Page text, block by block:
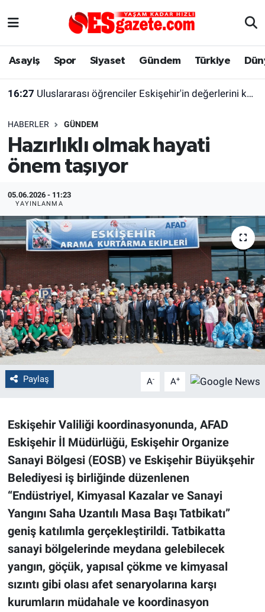
Asayiş Spor Siyaset Gündem Türkiye
16:27 Uluslararası öğrenciler Eskişehir'in değerlerini keşfetti
HABERLER GÜNDEM
Hazırlıklı olmak hayati
önem taşıyor
05.06.2026 - 11:23
YAYINLANMA
Paylaş A- A+
Eskişehir Valiliği koordinasyonunda, AFAD
Eskişehir İl Müdürlüğü, Eskişehir Organize
Sanayi Bölgesi (EOSB) ve Eskişehir Büyükşehir
Belediyesi iş birliğinde düzenlenen
“Endüstriyel, Kimyasal Kazalar ve Sanayi
Yangını Saha Uzantılı Masa Başı Tatbikatı”
geniş katılımla gerçekleştirildi. Tatbikatta
sanayi bölgelerinde meydana gelebilecek
yangın, göçük, yapısal çökme ve kimyasal
sızıntı gibi olası afet senaryolarına karşı
kurumların müdahale ve koordinasyon
Asayiş
Gündem
Türkiye
Dünya
Sağlık
Alış-Veriş/İş dünyası
Yaşam
Eskişehirspor Arşivi
Eskişehir Arşivi
Röportaj
Ekonomi
Politika
Bilecik
Kütahya
Gezi
Çevre
Yerel
Magazin
Bilim ve Teknoloji
Eskişehir Nöbetçi Eczaneler
Süper Lig Puan Durumu ve Fikstür
Tüm Manşetler
Son Dakika Haberleri
Haber Arşivi